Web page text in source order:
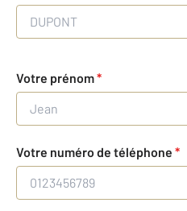
Votre prénom*
Votre numéro de téléphone *